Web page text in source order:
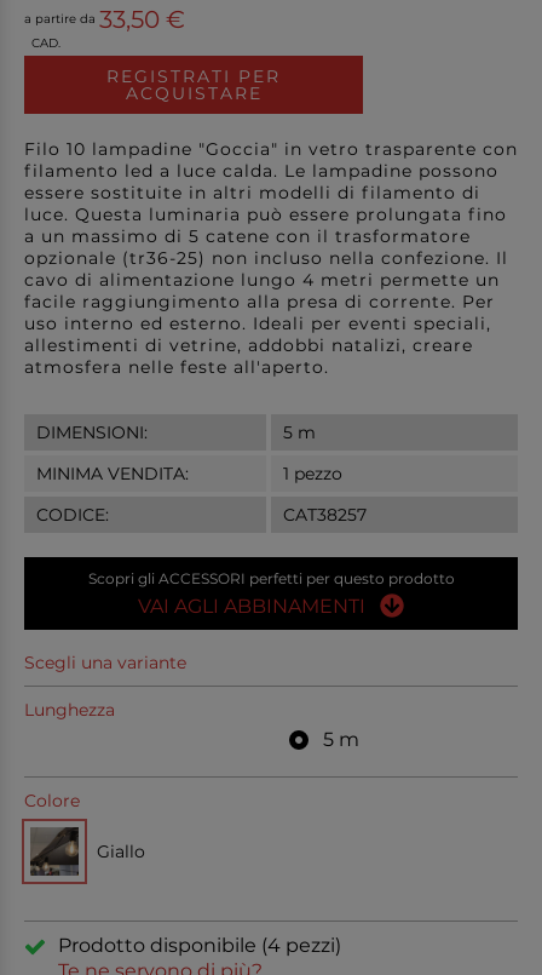
a partire da 33,50 €
CAD.
REGISTRATI PER
ACQUISTARE
Filo 10 lampadine "Goccia" in vetro trasparente con
filamento led a luce calda. Le lampadine possono
essere sostituite in altri modelli di filamento di
luce. Questa luminaria può essere prolungata fino
a un massimo di 5 catene con il trasformatore
opzionale (tr36-25) non incluso nella confezione. Il
cavo di alimentazione lungo 4 metri permette un
facile raggiungimento alla presa di corrente. Per
uso interno ed esterno. Ideali per eventi speciali,
allestimenti di vetrine, addobbi natalizi, creare
atmosfera nelle feste all'aperto.
DIMENSIONI:
5 m
MINIMA VENDITA:
1 pezzo
CODICE:
CAT38257
Scopri gli ACCESSORI perfetti per questo prodotto
VAI AGLI ABBINAMENTI
Scegli una variante
Lunghezza
5 m
Colore
Giallo
Prodotto disponibile (4 pezzi)